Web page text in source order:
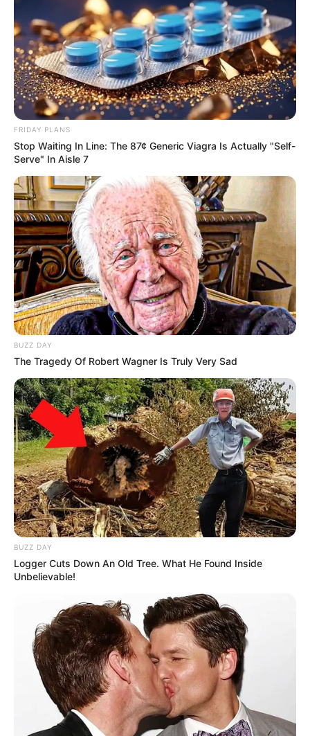
FRIDAY PLANS
Stop Waiting In Line: The 87¢ Generic Viagra Is Actually "Self-
Serve" In Aisle 7
BUZZ DAY
The Tragedy Of Robert Wagner Is Truly Very Sad
BUZZ DAY
Logger Cuts Down An Old Tree. What He Found Inside
Unbelievable!